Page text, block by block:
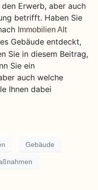
Erwerb, aber auch
betrifft. Haben Sie
Immobilien Alt
Gebäude entdeckt,
Sie in diesem Beitrag,
Sie ein
auch welche
Ihnen dabei
Gebäude